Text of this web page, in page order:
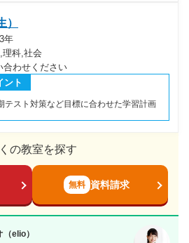
）
年
理科,社会
合わせください
ント
テスト対策など目標に合わせた学習計画
の教室を探す
無料 資料請求
elio）